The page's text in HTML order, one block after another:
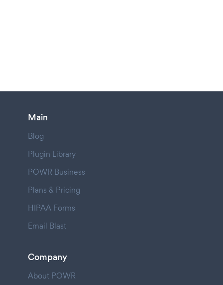
Main
Blog
Plugin Library
POWR Business
Plans & Pricing
HIPAA Forms
Email Blast
Company
About POWR